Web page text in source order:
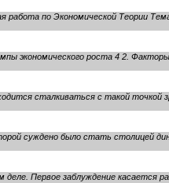
работа по Экономической Теории
экономического роста 4 2. Факторы
сталкиваться с такой точкой
суждено было стать столицей
деле. Первое заблуждение касается